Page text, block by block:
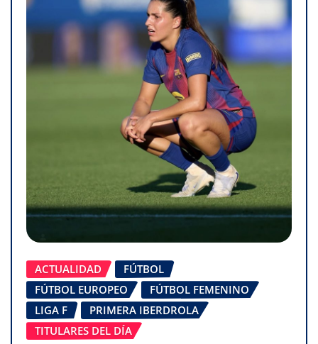
ACTUALIDAD
FÚTBOL
FÚTBOL EUROPEO
FÚTBOL FEMENINO
LIGA F
PRIMERA IBERDROLA
TITULARES DEL DÍA